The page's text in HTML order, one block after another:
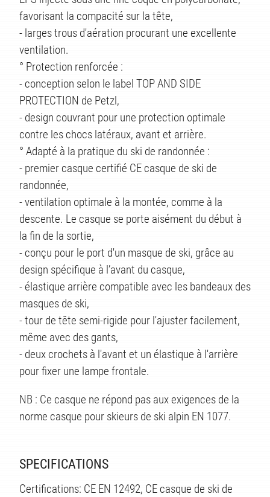
favorisant la compacité sur la tête,
- larges trous d'aération procurant une excellente
ventilation.
° Protection renforcée :
- conception selon le label TOP AND SIDE
PROTECTION de Petzl,
- design couvrant pour une protection optimale
contre les chocs latéraux, avant et arrière.
° Adapté à la pratique du ski de randonnée :
- premier casque certifié CE casque de ski de
randonnée,
- ventilation optimale à la montée, comme à la
descente. Le casque se porte aisément du début à
la fin de la sortie,
- conçu pour le port d'un masque de ski, grâce au
design spécifique à l’avant du casque,
- élastique arrière compatible avec les bandeaux des
masques de ski,
- tour de tête semi-rigide pour l'ajuster facilement,
même avec des gants,
- deux crochets à l'avant et un élastique à l'arrière
pour fixer une lampe frontale.
NB : Ce casque ne répond pas aux exigences de la
norme casque pour skieurs de ski alpin EN 1077.
SPECIFICATIONS
Certifications: CE EN 12492, CE casque de ski de